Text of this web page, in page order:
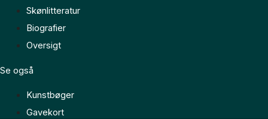
Skønlitteratur
Biografier
Oversigt
Se også
Kunstbøger
Gavekort